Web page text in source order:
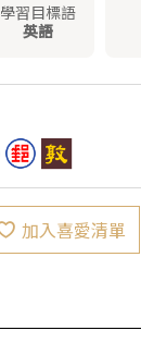
學習目標語
英語
加入喜愛清單